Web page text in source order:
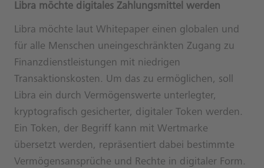
Libra möchte digitales Zahlungsmittel werden
Libra möchte laut Whitepaper einen globalen und
für alle Menschen uneingeschränkten Zugang zu
Finanzdienstleistungen mit niedrigen
Transaktionskosten. Um das zu ermöglichen, soll
Libra ein durch Vermögenswerte unterlegter,
kryptografisch gesicherter, digitaler Token werden.
Ein Token, der Begriff kann mit Wertmarke
übersetzt werden, repräsentiert dabei bestimmte
Vermögensansprüche und Rechte in digitaler Form.